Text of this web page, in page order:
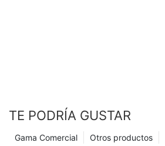
TE PODRÍA GUSTAR
Otros productos
Gama Comercial